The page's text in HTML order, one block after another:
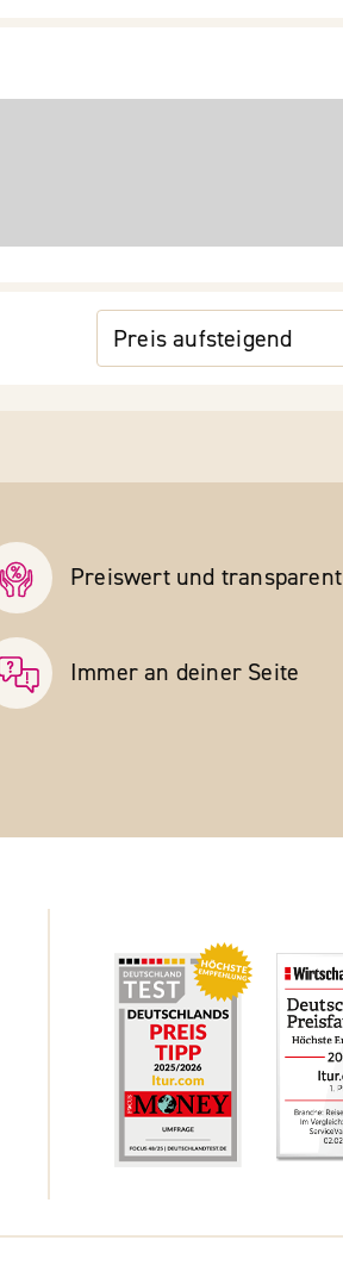
Preiswert und transparent
Immer an deiner Seite